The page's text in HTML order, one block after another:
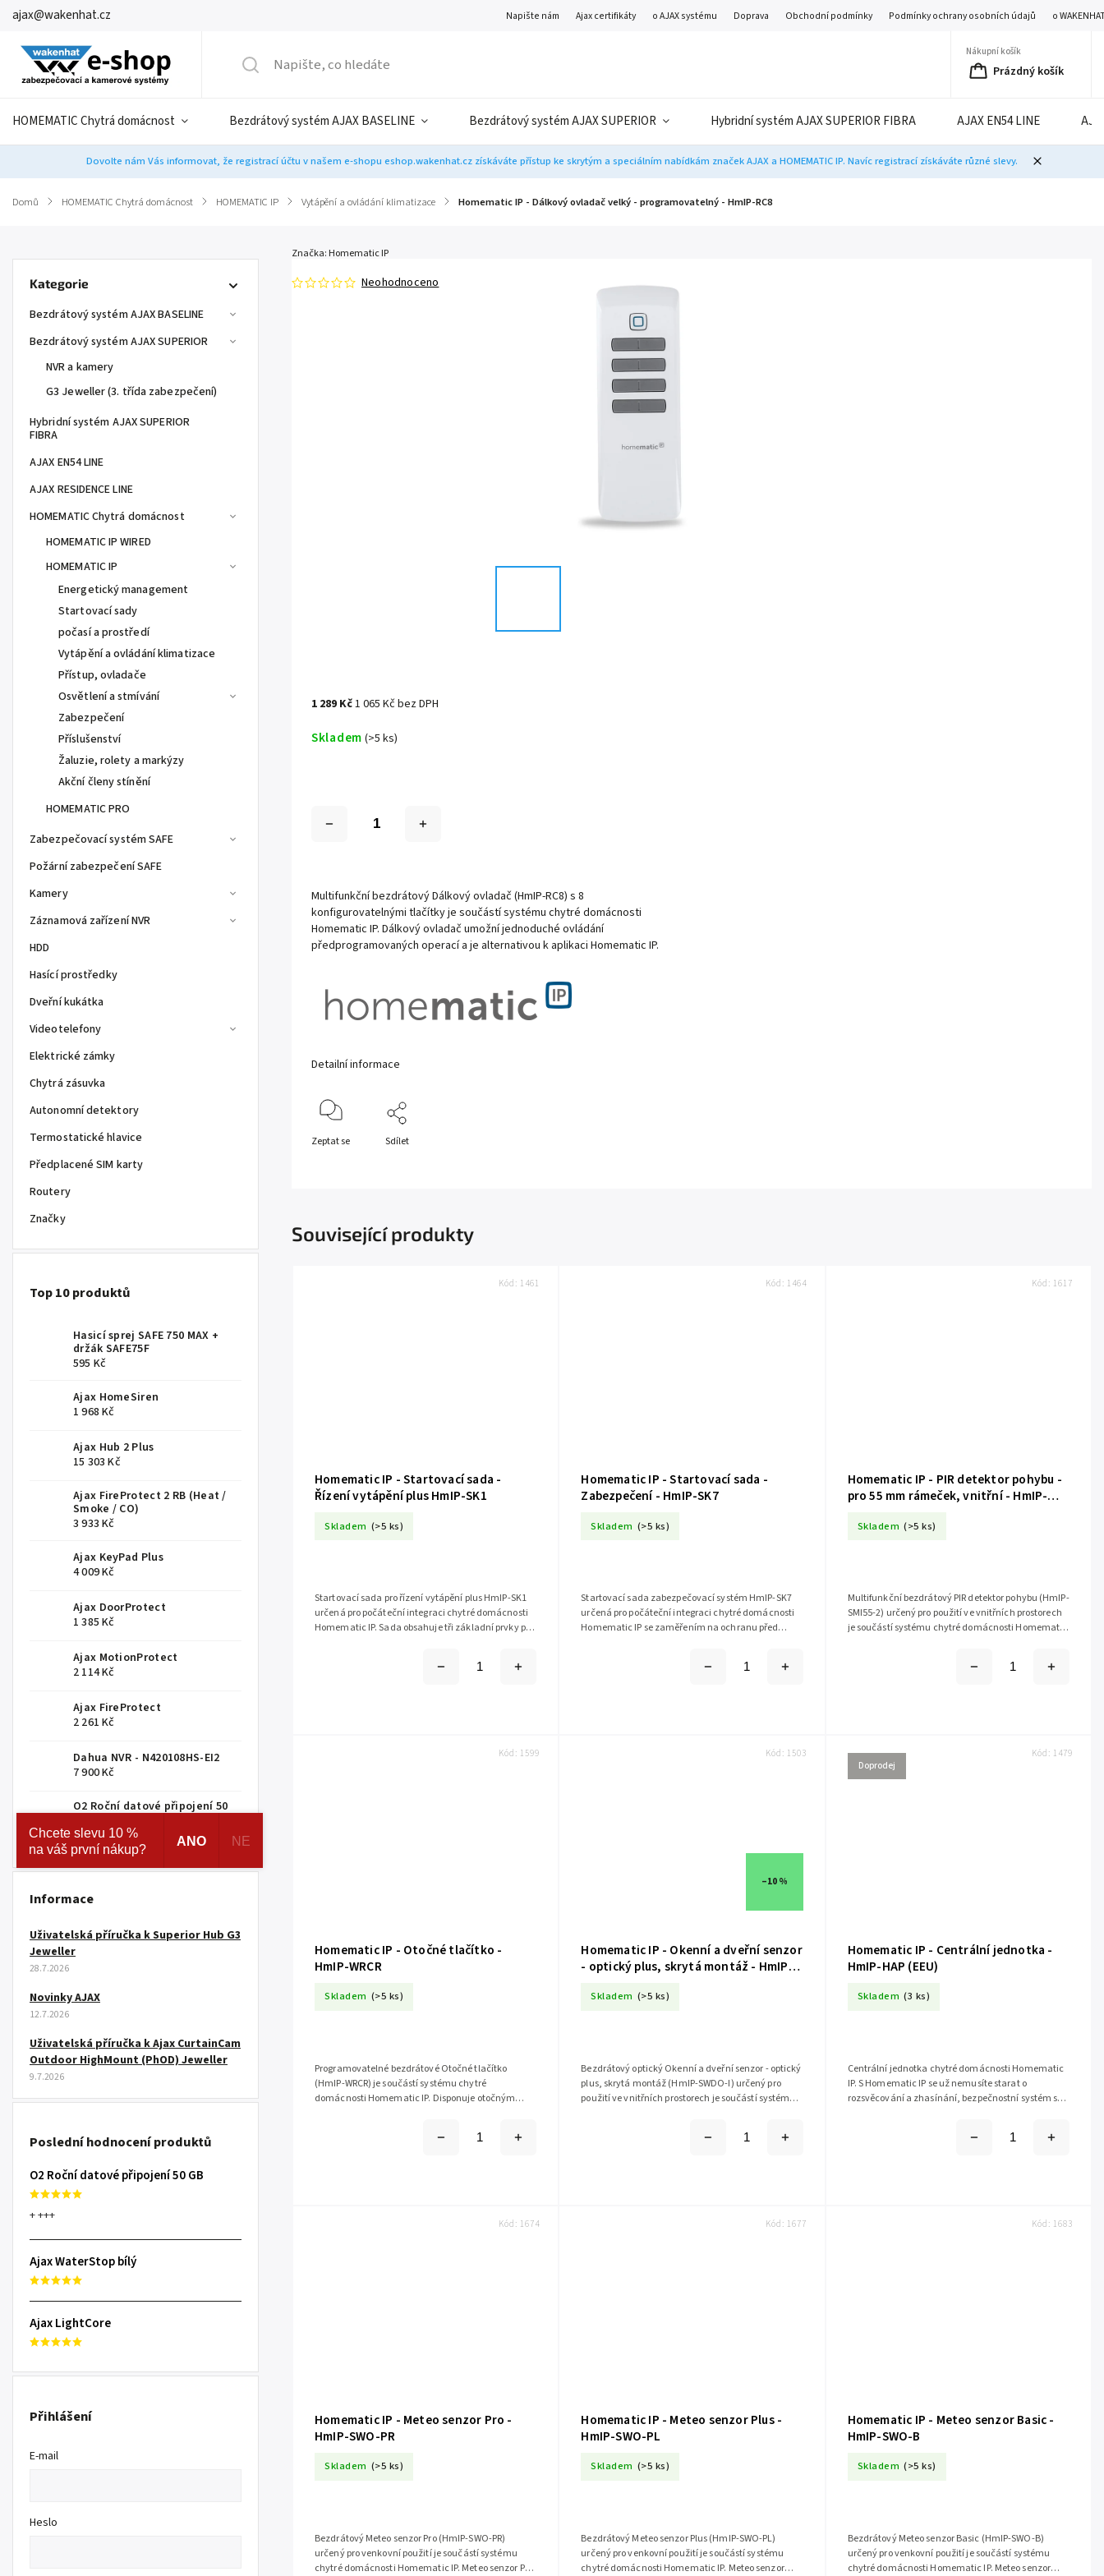
ajax@wakenhat.cz Napište nám Ajax certifikáty o AJAX systému Doprava Obchodní podmínky Podmínky ochrany osobních údajů o
Nákupní košík
Prázdný košík
HOMEMATIC Chytrá domácnost Bezdrátový systém AJAX BASELINE Bezdrátový systém AJAX SUPERIOR Hybridní systém AJAX SUPERIOR FIBRA AJAX EN54 LINE
Dovolte nám Vás informovat, že registrací účtu v našem e-shopu eshop.wakenhat.cz získáváte přístup ke skrytým a speciálním nabídkám značek AJAX a HOMEMATIC IP. Navíc registrací získáváte různé slevy.
Domů / HOMEMATIC Chytrá domácnost / HOMEMATIC IP / Vytápění a ovládání klimatizace / Homematic IP - Dálkový ovladač velký - programovatelný - HmIP-RC8
Kategorie
Bezdrátový systém AJAX BASELINE
Bezdrátový systém AJAX SUPERIOR
NVR a kamery
G3 Jeweller (3. třída zabezpečení)
Hybridní systém AJAX SUPERIOR
FIBRA
AJAX EN54 LINE
AJAX RESIDENCE LINE
HOMEMATIC Chytrá domácnost
HOMEMATIC IP WIRED
HOMEMATIC IP
Energetický management
Startovací sady
počasí a prostředí
Vytápění a ovládání klimatizace
Přístup, ovladače
Osvětlení a stmívání
Zabezpečení
Příslušenství
Žaluzie, rolety a markýzy
Akční členy stínění
HOMEMATIC PRO
Zabezpečovací systém SAFE
Požární zabezpečení SAFE
Kamery
Záznamová zařízení NVR
HDD
Hasící prostředky
Dveřní kukátka
Videotelefony
Elektrické zámky
Chytrá zásuvka
Autonomní detektory
Termostatické hlavice
Předplacené SIM karty
Routery
Značky
Top 10 produktů
Hasicí sprej SAFE 750 MAX +
držák SAFE75F
595 Kč
Ajax HomeSiren
1 968 Kč
Ajax Hub 2 Plus
15 303 Kč
Ajax FireProtect 2 RB (Heat /
Smoke / CO)
3 933 Kč
Ajax KeyPad Plus
4 009 Kč
Ajax DoorProtect
1 385 Kč
Ajax MotionProtect
2 114 Kč
Ajax FireProtect
2 261 Kč
Dahua NVR - N420108HS-EI2
7 900 Kč
O2 Roční datové připojení 50
999 Kč
Informace
Uživatelská příručka k Superior Hub G3
Jeweller
28.7.2026
Novinky AJAX
12.7.2026
Uživatelská příručka k Ajax CurtainCam
Outdoor HighMount (PhOD) Jeweller
9.7.2026
Poslední hodnocení produktů
O2 Roční datové připojení 50 GB
+ +++
Ajax WaterStop bílý
Ajax LightCore
Přihlášení
E-mail
Heslo
Neohodnoceno
Značka: Homematic IP
1 289 Kč1 065 Kč bez DPH
Skladem (>5 ks)
Multifunkční bezdrátový Dálkový ovladač (HmIP-RC8) s 8
konfigurovatelnými tlačítky je součástí systému chytré domácnosti
Homematic IP. Dálkový ovladač umožní jednoduché ovládání
předprogramovaných operací a je alternativou k aplikaci Homematic IP.
Detailní informace
Zeptat se Sdílet
Související produkty
Homematic IP - Startovací sada -
Řízení vytápění plus HmIP-SK1
Skladem (>5 ks)
Startovací sada pro řízení vytápění plus HmIP-SK1
určená pro počáteční integraci chytré domácnosti
Homematic IP. Sada obsahuje tři základní prvky pro
Kód: 1461
Homematic IP - Startovací sada -
Zabezpečení - HmIP-SK7
Skladem (>5 ks)
Startovací sada zabezpečovací systém HmIP-SK7
určená pro počáteční integraci chytré domácnosti
Homematic IP se zaměřením na ochranu před
Kód: 1464
Homematic IP - PIR detektor pohybu -
pro 55 mm rámeček, vnitřní - HmIP-
Skladem (>5 ks)
Multifunkční bezdrátový PIR detektor pohybu (HmIP-
SMI55-2) určený pro použití ve vnitřních prostorech
je součástí systému chytré domácnosti Homematic
Kód: 1617
Homematic IP - Otočné tlačítko -
HmIP-WRCR
Skladem (>5 ks)
Programovatelné bezdrátové Otočné tlačítko
(HmIP-WRCR) je součástí systému chytré
domácnosti Homematic IP. Disponuje otočným
Kód: 1599
–10 %
Homematic IP - Okenní a dveřní senzor
- optický plus, skrytá montáž - HmIP-
Skladem (>5 ks)
Bezdrátový optický Okenní a dveřní senzor - optický
plus, skrytá montáž (HmIP-SWDO-I) určený pro
použití ve vnitřních prostorech je součástí systému
Kód: 1503
Doprodej
Homematic IP - Centrální jednotka -
HmIP-HAP (EEU)
Skladem (3 ks)
Centrální jednotka chytré domácnosti Homematic
IP. S Homematic IP se už nemusíte starat o
rozsvěcování a zhasínání, bezpečnostní systém se
Kód: 1479
Homematic IP - Meteo senzor Pro -
HmIP-SWO-PR
Skladem (>5 ks)
Bezdrátový Meteo senzor Pro (HmIP-SWO-PR)
určený pro venkovní použití je součástí systému
chytré domácnosti Homematic IP. Meteo senzor Pro
Kód: 1674
Homematic IP - Meteo senzor Plus -
HmIP-SWO-PL
Skladem (>5 ks)
Bezdrátový Meteo senzor Plus (HmIP-SWO-PL)
určený pro venkovní použití je součástí systému
chytré domácnosti Homematic IP. Meteo senzor
Kód: 1677
Homematic IP - Meteo senzor Basic -
HmIP-SWO-B
Skladem (>5 ks)
Bezdrátový Meteo senzor Basic (HmIP-SWO-B)
určený pro venkovní použití je součástí systému
chytré domácnosti Homematic IP. Meteo senzor
Kód: 1683
Chcete slevu 10 %
na váš první nákup?
ANO NE